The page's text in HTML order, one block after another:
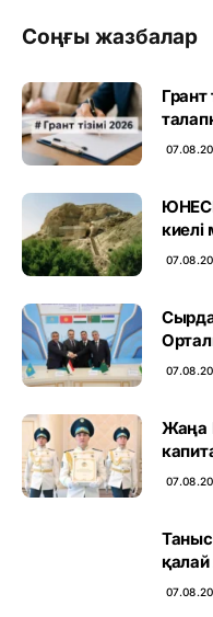
Соңғы жазбалар
өтті
Жаңа
негіз